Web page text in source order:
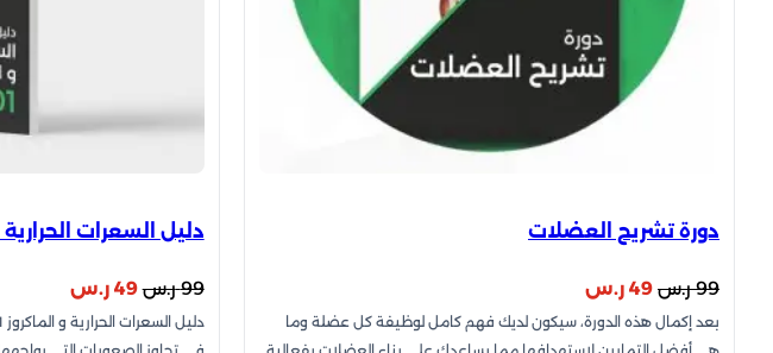
دورة تشريح العضلات
99 ر.س السعر
الأصلي
49 ر.سالسعر
الحالي
بعد إكمال هذه الدورة، سيكون لديك فهم كامل لوظيفة كل عضلة وما
دليل السعرات الحرارية 101
99 ر.سالسعر
الأصلي
49 ر.سالسعر
الحالي